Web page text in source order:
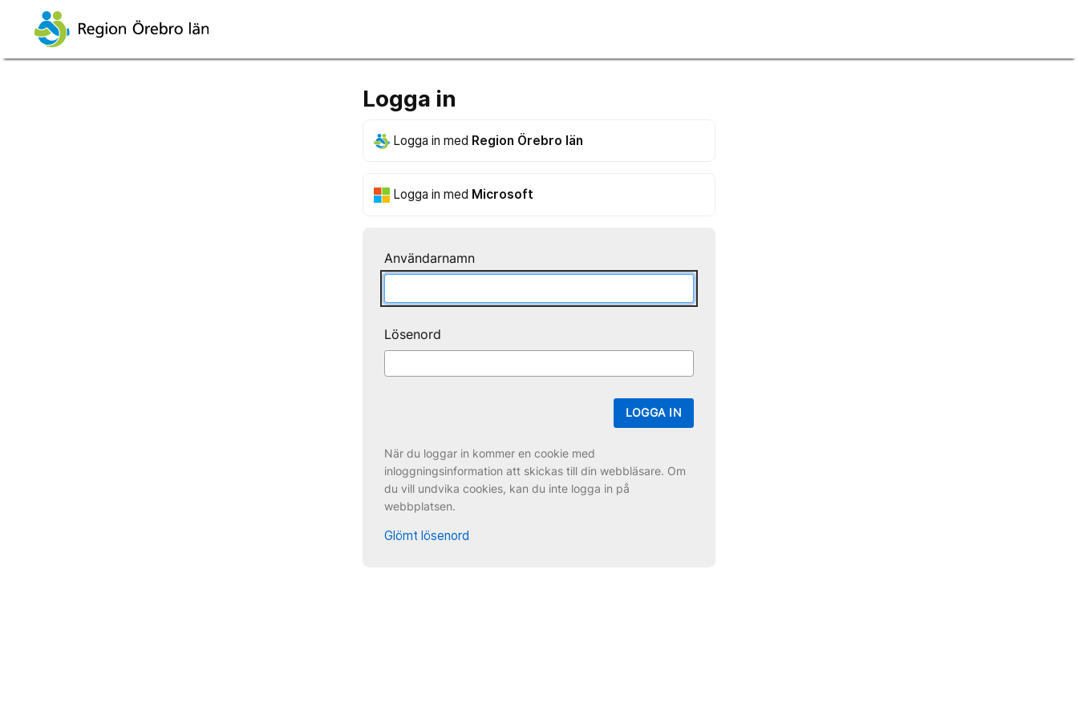
Logga in
Logga in med Region Örebro län
Logga in med Microsoft
Användarnamn
Lösenord
LOGGA IN
När du loggar in kommer en cookie med
inloggningsinformation att skickas till din webbläsare. Om
du vill undvika cookies, kan du inte logga in på
webbplatsen.
Glömt lösenord